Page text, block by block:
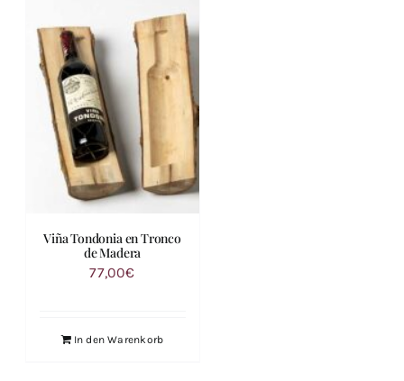
Viña Tondonia en Tronco
de Madera
77,00€
In den Warenkorb